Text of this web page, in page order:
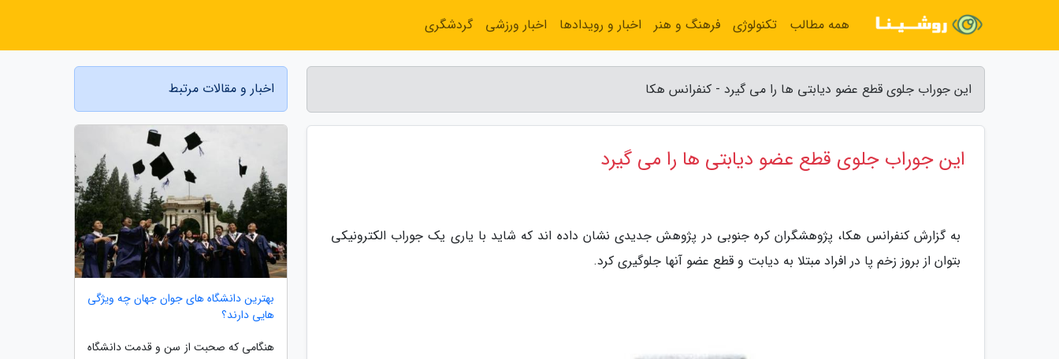
این جوراب جلوی قطع عضو دیابتی ها را می گیرد - کنفرانس هکا
این جوراب جلوی قطع عضو دیابتی ها را می گیرد
به گزارش کنفرانس هکا، پژوهشگران کره جنوبی در پژوهش جدیدی نشان داده اند که شاید با یاری یک جوراب الکترونیکی
بتوان از بروز زخم پا در افراد مبتلا به دیابت و قطع عضو آنها جلوگیری کرد.
اخبار و مقالات مرتبط
بهترین دانشگاه های جوان جهان چه ویژگی
هایی دارند؟
هنگامی که صحبت از سن و قدمت دانشگاه
همه مطالب تکنولوژی فرهنگ و هنر اخبار و رویدادها اخبار ورزشی گردشگری